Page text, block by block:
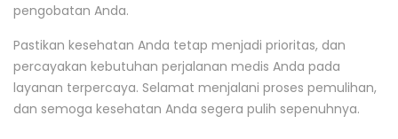
pengobatan Anda.
Pastikan kesehatan Anda tetap menjadi prioritas, dan
percayakan kebutuhan perjalanan medis Anda pada
layanan terpercaya. Selamat menjalani proses pemulihan,
dan semoga kesehatan Anda segera pulih sepenuhnya.